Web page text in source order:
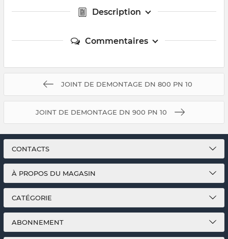
Description
Commentaires
JOINT DE DEMONTAGE DN 800 PN 10
JOINT DE DEMONTAGE DN 900 PN 10
CONTACTS
À PROPOS DU MAGASIN
CATÉGORIE
ABONNEMENT